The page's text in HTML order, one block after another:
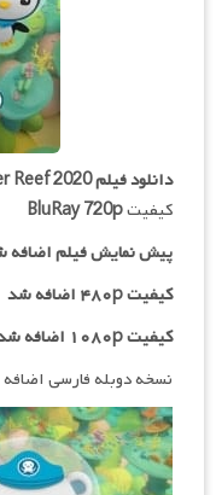
دانلود فیلمReef 2020
کیفیتBluRay 720p
پیش نمایش فیلم اضافه
کیفیت ۴۸۰p اضافه شد
کیفیت ۱۰۸۰p اضافه شد
نسخه دوبله فارسی